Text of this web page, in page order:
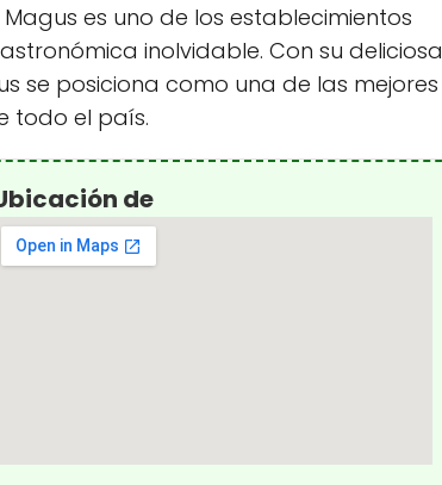
es uno de los establecimientos
inolvidable. Con su deliciosa
se posiciona como una de las mejores
todo el país.
de